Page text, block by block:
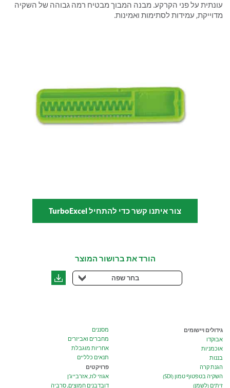
עונתית על פני הקרקע. מבנה המבוך מבטיח רמה גבוהה של השקיה
מדוייקת, עמידות לסתימות ואמינות.
צור איתנו קשר כדי להתחיל TurboExcel
הורד את ברושור המוצר
בחר שפה
גידולים ויישומים
אבוקדו
אוכמניות
בננות
הגנת קרה
השקיה בטפטוף טמון (SDI)
זיתים (לשמן)
מסננים
מחברים ואביזרים
אחריות מוגבלת
תנאים כלליים
פרויקטים
אגוזי לוז, אזרבייג’ן
דובדבנים חמוצים, סרביה